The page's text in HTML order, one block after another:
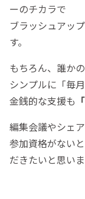
ーのチカラで
ブラッシュアッ
す。
もちろん、誰か
シンプルに「毎
金銭的な支援も
編集会議やシェ
参加資格がない
だきたいと思いま